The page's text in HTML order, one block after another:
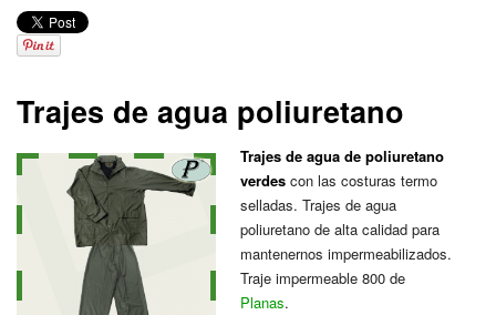
Trajes de agua poliuretano
Trajes de agua de poliuretano
verdes con las costuras termo
selladas. Trajes de agua
poliuretano de alta calidad para
mantenernos impermeabilizados.
Traje impermeable 800 de
Planas.